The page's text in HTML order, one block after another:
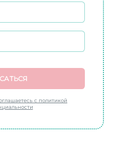
с политикой